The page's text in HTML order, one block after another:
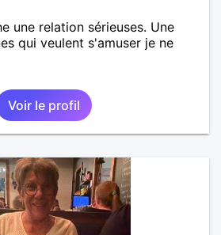
une relation sérieuses. Une
qui veulent s'amuser je ne
Voir le profil